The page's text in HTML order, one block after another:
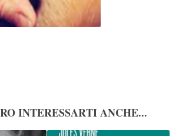
INTERESSARTI ANCHE...